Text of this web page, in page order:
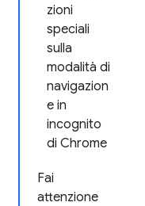
zioni
speciali
sulla
modalità di
navigazion
e in
incognito
di Chrome
Fai
attenzione